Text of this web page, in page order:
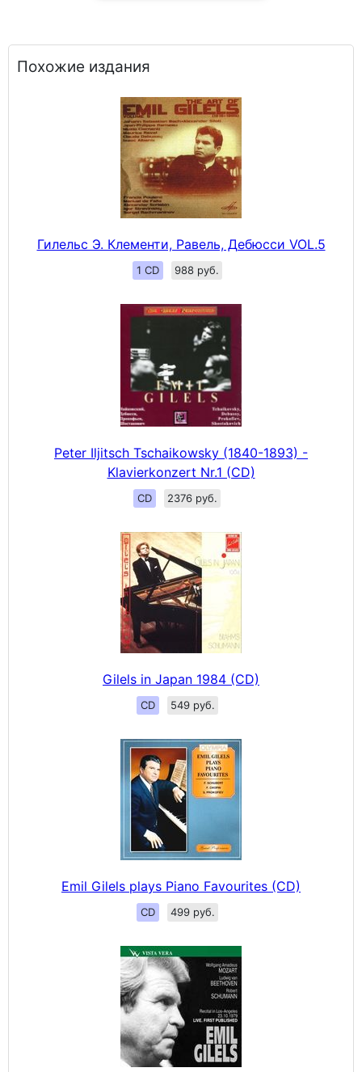
Похожие издания
Гилельс Э. Клементи, Равель, Дебюсси VOL.5
1 CD 988 руб.
Peter Iljitsch Tschaikowsky (1840-1893) -
Klavierkonzert Nr.1 (CD)
CD 2376 руб.
Gilels in Japan 1984 (CD)
CD 549 руб.
Emil Gilels plays Piano Favourites (CD)
CD 499 руб.